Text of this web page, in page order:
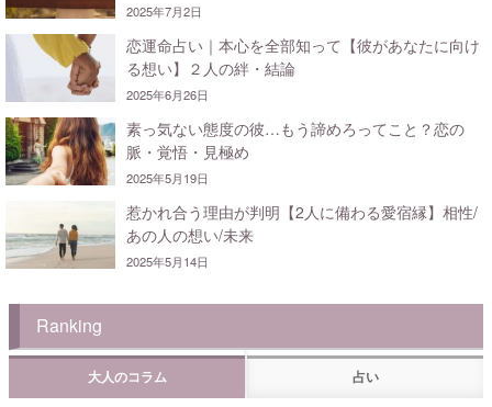
2025年7月2日
恋運命占い｜本心を全部知って【彼があなたに向け
る想い】２人の絆・結論
2025年6月26日
素っ気ない態度の彼…もう諦めろってこと？恋の
脈・覚悟・見極め
2025年5月19日
惹かれ合う理由が判明【2人に備わる愛宿縁】相性/
あの人の想い/未来
2025年5月14日
Ranking
大人のコラム 占い